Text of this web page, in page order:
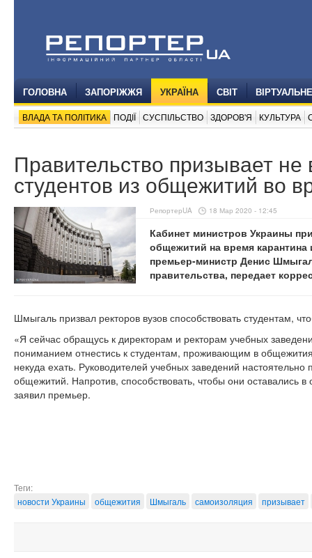
ГОЛОВНА ЗАПОРІЖЖЯ УКРАЇНА СВІТ
ВЛАДА ТА ПОЛІТИКА ПОДІЇ СУСПІЛЬСТВО ЗДОРОВ'Я КУЛЬТУРА
Правительство призывает не
студентов из общежитий во
РепортерUA 18 Мар 2020 - 12:45
Кабинет министров Украины
общежитий на время карантина
премьер-министр Денис
правительства, передает
Шмыгаль призвал ректоров вузов способствовать студентам,
«Я сейчас обращусь к директорам и ректорам учебных
пониманием отнестись к студентам, проживающим в
некуда ехать. Руководителей учебных заведений настоятельно
общежитий. Напротив, способствовать, чтобы они оставались
заявил премьер.
Теги:
новости Украины
общежития Шмыгаль самоизоляция призывает